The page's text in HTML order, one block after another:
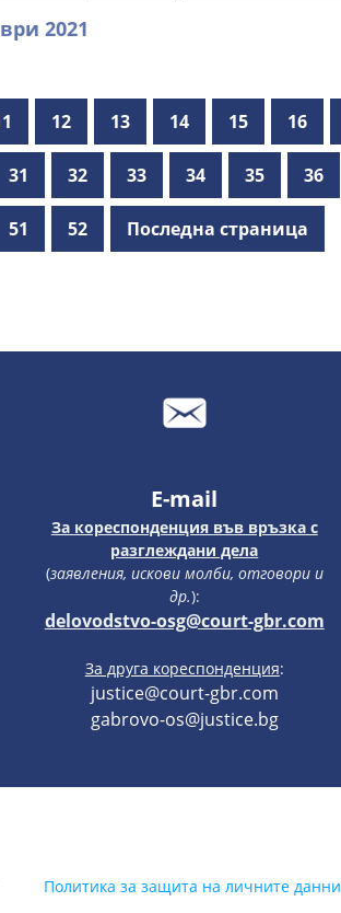
2021
12 13 14 15 16
31 32 33 34 35 36
51 52 Последна страница
E-mail
За кореспонденция във връзка с
разглеждани дела
(заявления, искови молби, отговори и
др.):
delovodstvo-osg@court-gbr.com
За друга кореспонденция:
justice@court-gbr.com
gabrovo-os@justice.bg
Политика за защита на личните данни